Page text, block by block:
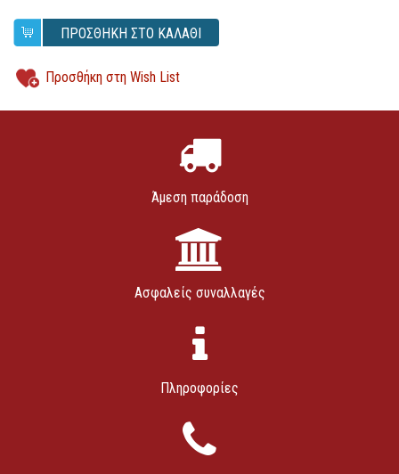
ΠΡΟΣΘΗΚΗ ΣΤΟ ΚΑΛΑΘΙ
Προσθήκη στη Wish List
Άμεση παράδοση
Ασφαλείς συναλλαγές
Πληροφορίες